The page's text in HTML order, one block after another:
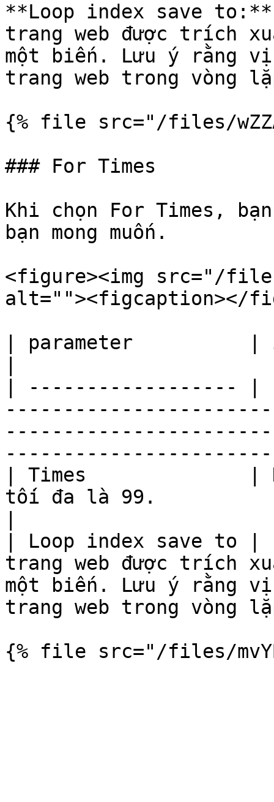
**Loop index save
trang web được trích
một biến. Lưu ý rằng
trang web trong vòng
{% file src="/files/
### For Times
Khi chọn For Times,
bạn mong muốn.
<figure><img src="/files/
alt=""><figcaption></
| parameter          |
| ------------------ |
| Times              |
tối đa là 99.
| Loop index save to
trang web được trích
một biến. Lưu ý rằng
trang web trong vòng